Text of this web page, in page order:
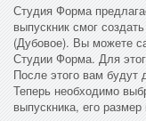
Студия Форма
выпускник смог
(Дубовое). Вы можете
Студии Форма. Для
После этого вам будут
Теперь необходимо
выпускника, его размер